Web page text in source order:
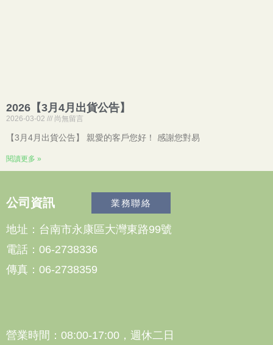
2026【3月4月出貨公告】
2026-03-02 尚無留言
【3月4月出貨公告】 親愛的客戶您好！ 感謝您對易
閱讀更多 »
公司資訊 業務聯絡
地址：台南市永康區大灣東路99號
電話：06-2738336
傳真：06-2738359
營業時間：08:00-17:00，週休二日